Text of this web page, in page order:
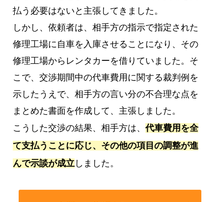
払う必要はないと主張してきました。
しかし、依頼者は、相手方の指示で指定された
修理工場に自車を入庫させることになり、その
修理工場からレンタカーを借りていました。そ
こで、交渉期間中の代車費用に関する裁判例を
示したうえで、相手方の言い分の不合理な点を
まとめた書面を作成して、主張しました。
こうした交渉の結果、相手方は、代車費用を全
て支払うことに応じ、その他の項目の調整が進
んで示談が成立 しました。